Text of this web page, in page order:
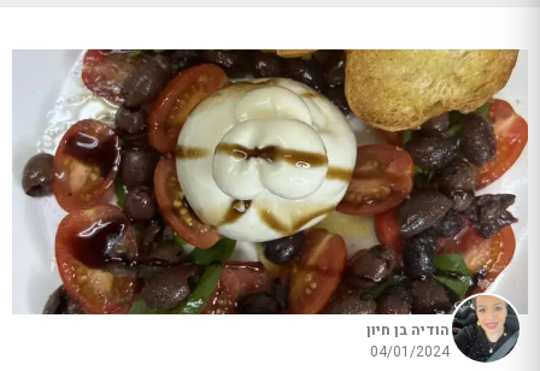
הודיה בן חיון
04/01/2024